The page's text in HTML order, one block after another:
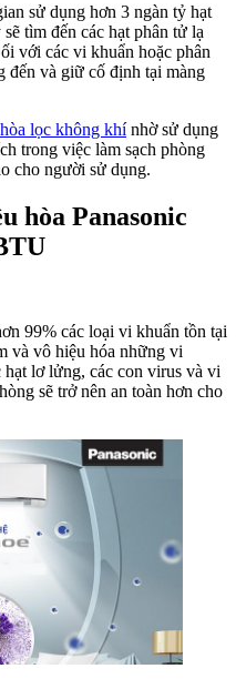
sử dụng hơn 3 ngàn tỷ hạt
tìm đến các hạt phân tử lạ
với các vi khuẩn hoặc phân
đến và giữ cố định tại màng
lọc không khínhờ sử dụng
trong việc làm sạch phòng
cho người sử dụng.
hòa Panasonic
99% các loại vi khuẩn tồn tại
và vô hiệu hóa những vi
hạt lơ lửng, các con virus và vi
sẽ trở nên an toàn hơn cho